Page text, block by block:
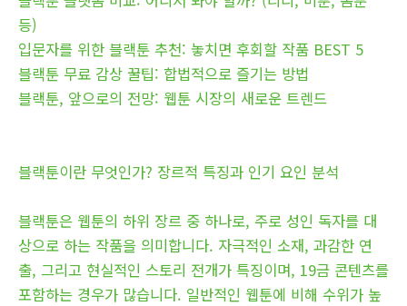
등)
입문자를 위한 블랙툰 추천: 놓치면 후회할 작품 BEST 5
블랙툰 무료 감상 꿀팁: 합법적으로 즐기는 방법
블랙툰, 앞으로의 전망: 웹툰 시장의 새로운 트렌드
블랙툰이란 무엇인가? 장르적 특징과 인기 요인 분석
블랙툰은 웹툰의 하위 장르 중 하나로, 주로 성인 독자를 대
상으로 하는 작품을 의미합니다. 자극적인 소재, 과감한 연
출, 그리고 현실적인 스토리 전개가 특징이며, 19금 콘텐츠를
포함하는 경우가 많습니다. 일반적인 웹툰에 비해 수위가 높